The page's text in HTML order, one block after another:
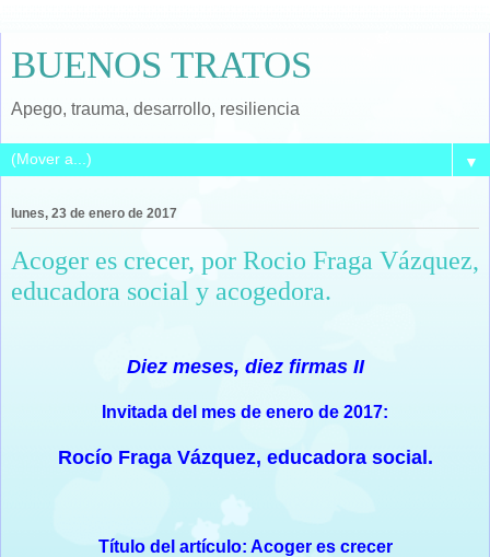
BUENOS TRATOS
Apego, trauma, desarrollo, resiliencia
▼
lunes, 23 de enero de 2017
Acoger es crecer, por Rocio Fraga Vázquez,
educadora social y acogedora.
Diez meses, diez firmas II
Invitada del mes de enero de 2017:
Rocío Fraga Vázquez, educadora social.
Título del artículo: Acoger es crecer